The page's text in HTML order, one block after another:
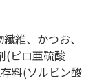
維、かつお、
(ピロ亜硫酸
料(ソルビン酸